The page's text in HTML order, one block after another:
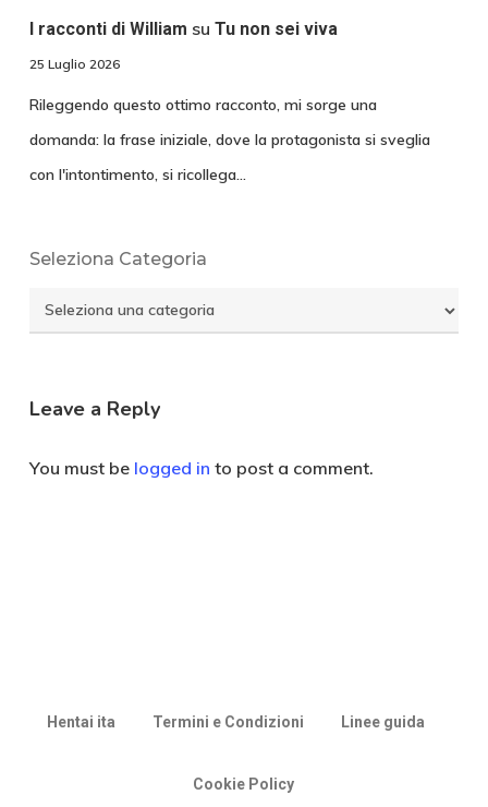
I racconti di William su Tu non sei viva
25 Luglio 2026
Rileggendo questo ottimo racconto, mi sorge una
domanda: la frase iniziale, dove la protagonista si sveglia
con l'intontimento, si ricollega…
Seleziona Categoria
Seleziona
Categoria
Leave a Reply
You must be logged in to post a comment.
Hentai ita Termini e Condizioni Linee guida
Cookie Policy